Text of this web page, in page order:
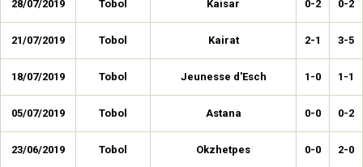
28/07/2019 Tobol Kaisar 0-2 0-2
21/07/2019 Tobol Kairat 2-1 3-5
18/07/2019 Tobol Jeunesse d'Esch 1-0 1-1
05/07/2019 Tobol Astana 0-0 0-2
23/06/2019 Tobol Okzhetpes 0-0 2-0